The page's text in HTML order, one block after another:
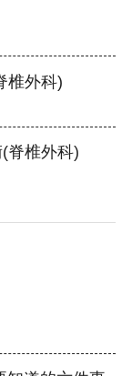
椎外科)
脊椎外科)